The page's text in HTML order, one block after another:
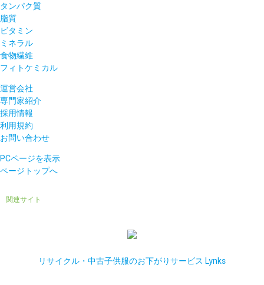
タンパク質
脂質
ビタミン
ミネラル
食物繊維
フィトケミカル
運営会社
専門家紹介
採用情報
利用規約
お問い合わせ
PCページを表示
ページトップへ
関連サイト
リサイクル・中古子供服のお下がりサービス Lynks